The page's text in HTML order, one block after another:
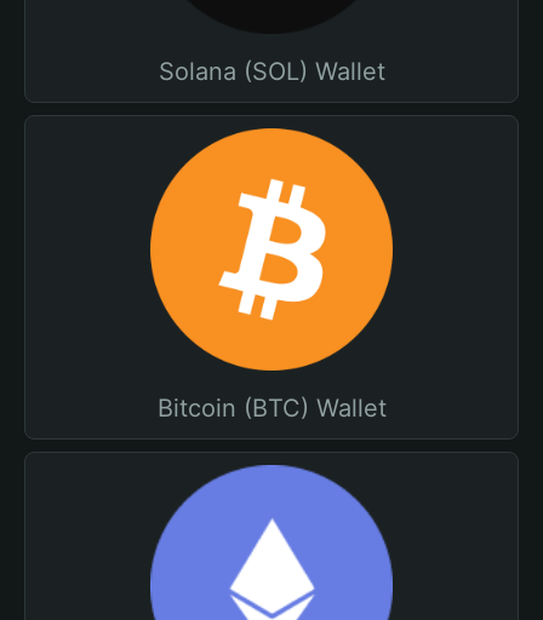
Solana (SOL) Wallet
Bitcoin (BTC) Wallet